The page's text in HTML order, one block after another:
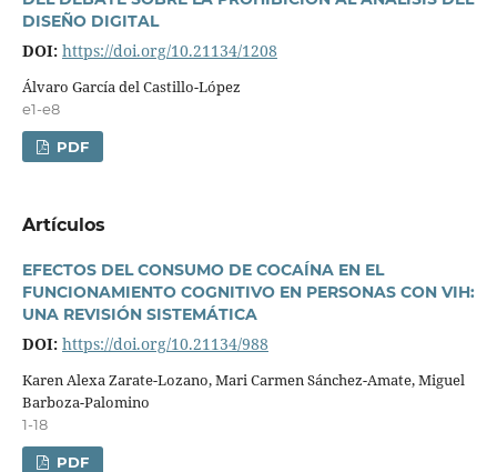
DISEÑO DIGITAL
DOI: https://doi.org/10.21134/1208
Álvaro Garcí­a del Castillo-López
e1-e8
PDF
Artí­culos
EFECTOS DEL CONSUMO DE COCAÍNA EN EL
FUNCIONAMIENTO COGNITIVO EN PERSONAS CON VIH:
UNA REVISIÓN SISTEMÁTICA
DOI: https://doi.org/10.21134/988
Karen Alexa Zarate-Lozano, Mari Carmen Sánchez-Amate, Miguel
Barboza-Palomino
1-18
PDF